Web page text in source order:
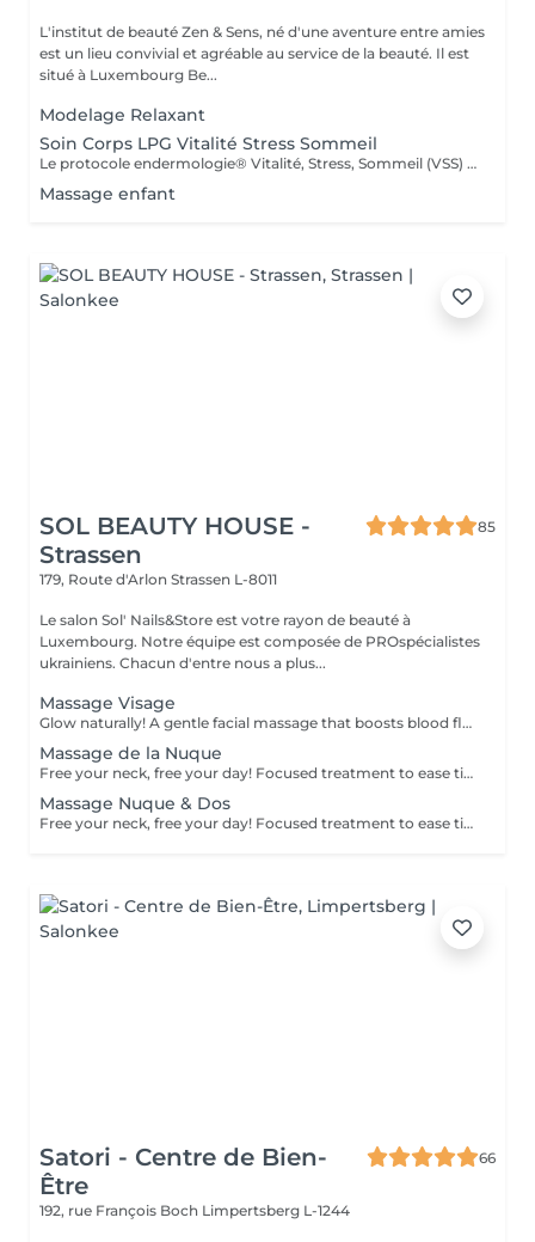
L'institut de beauté Zen & Sens, né d'une aventure entre amies
est un lieu convivial et agréable au service de la beauté. Il est
situé à Luxembourg Be...
Modelage Relaxant
Soin Corps LPG Vitalité Stress Sommeil
Le protocole endermologie® Vitalité, Stress, Sommeil (VSS) réduit significativement le stress, améliore la vitalité et les défenses naturelles, réduit les troubles du sommeil et améliore l'humeur générale. Soin corps réalisé à l'aide du LPG
Massage enfant
SOL BEAUTY HOUSE -
Strassen
85
179, Route d'Arlon Strassen L-8011
Le salon Sol' Nails&Store est votre rayon de beauté à
Luxembourg. Notre équipe est composée de PROspécialistes
ukrainiens. Chacun d'entre nous a plus...
Massage Visage
Glow naturally! A gentle facial massage that boosts blood flow, reduces puffiness, and enhances skin tone. Promotes lymphatic drainage in the face and stimulates collagen production.
Massage de la Nuque
Free your neck, free your day! Focused treatment to ease tightness, tension headaches, and stiffness in the neck and shoulders. You work in the office, spending long hours at a desk or looking at screens. THIS MASSAGE IS FOR YOU! Restores movement and reduces pain.
Massage Nuque & Dos
Free your neck, free your day! Focused treatment to ease tightness, tension headaches, and stiffness in the neck and shoulders. You work in the office, spending long hours at a desk or looking at screens. THIS MASSAGE IS FOR YOU! Restores movement and reduces pain.
Satori - Centre de Bien-
Être
66
192, rue François Boch Limpertsberg L-1244